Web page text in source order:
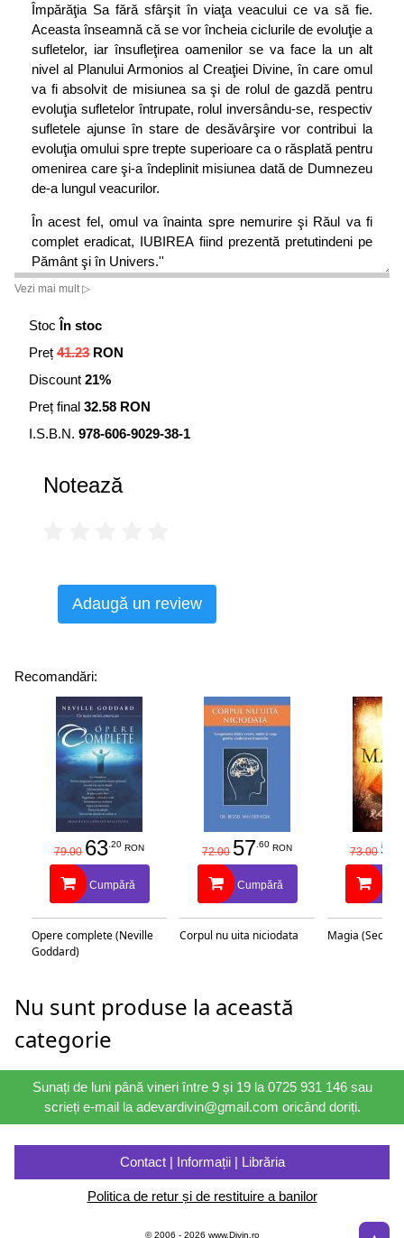
Împărăţia Sa fără sfârşit în viaţa veacului ce va să fie.
Aceasta înseamnă că se vor încheia ciclurile de evoluţie a
sufletelor, iar însufleţirea oamenilor se va face la un alt
nivel al Planului Armonios al Creaţiei Divine, în care omul
va fi absolvit de misiunea sa şi de rolul de gazdă pentru
evoluţia sufletelor întrupate, rolul inversându-se, respectiv
sufletele ajunse în stare de desăvârşire vor contribui la
evoluţia omului spre trepte superioare ca o răsplată pentru
omenirea care şi-a îndeplinit misiunea dată de Dumnezeu
de-a lungul veacurilor.
În acest fel, omul va înainta spre nemurire şi Răul va fi
complet eradicat, IUBIREA fiind prezentă pretutindeni pe
Pământ şi în Univers.''
Vezi mai mult ▷
Stoc În stoc
Preț 41.23 RON
Discount 21%
Preț final 32.58 RON
I.S.B.N. 978-606-9029-38-1
Notează
Adaugă un review
Recomandări:
79.00 63.20 RON
Cumpără
Opere complete (Neville
Goddard)
72.00 57.60 RON
Cumpără
Corpul nu uita niciodata
73.00 58
Magia
Nu sunt produse la această
categorie
Sunați de luni până vineri între 9 și 19 la 0725 931 146 sau
scrieți e-mail la adevardivin@gmail.com oricând doriți.
Contact | Informații | Librăria
Politica de retur și de restituire a banilor
© 2006 - 2026 www.Divin.ro